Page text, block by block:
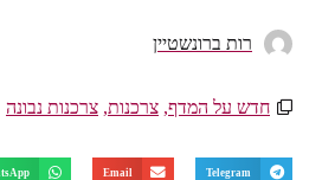
רות ברונשטיין
חדש על המדף,צרכנות,צרכנות נבונה
Telegram
Email
WhatsApp